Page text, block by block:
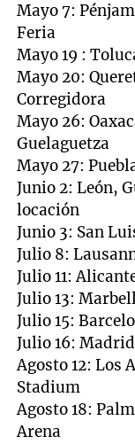
Mayo 7:
Feria
Mayo 19 :
Mayo 20:
Corregidora
Mayo 26:
Guelaguetza
Mayo 27:
Junio 2: León,
locación
Junio 3: San
Julio 8:
Julio 11:
Julio 13:
Julio 15:
Julio 16:
Agosto 12: Los
Stadium
Agosto 18:
Arena